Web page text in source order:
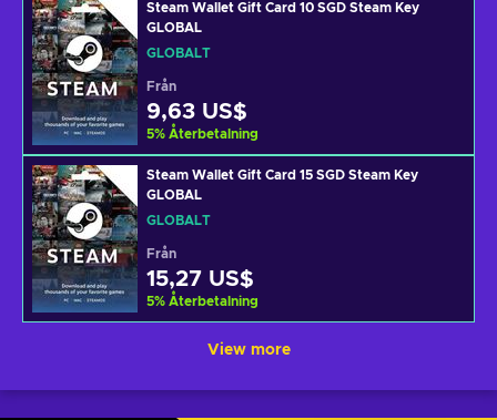
Steam Wallet Gift Card 10 SGD Steam Key
GLOBAL
GLOBALT
Från
9,63 US$
5% Återbetalning
Steam Wallet Gift Card 15 SGD Steam Key
GLOBAL
GLOBALT
Från
15,27 US$
5% Återbetalning
View more